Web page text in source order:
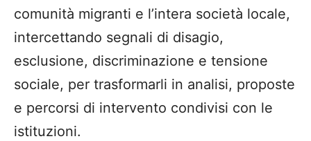
comunità migranti e l’intera società locale,
intercettando segnali di disagio,
esclusione, discriminazione e tensione
sociale, per trasformarli in analisi, proposte
e percorsi di intervento condivisi con le
istituzioni.